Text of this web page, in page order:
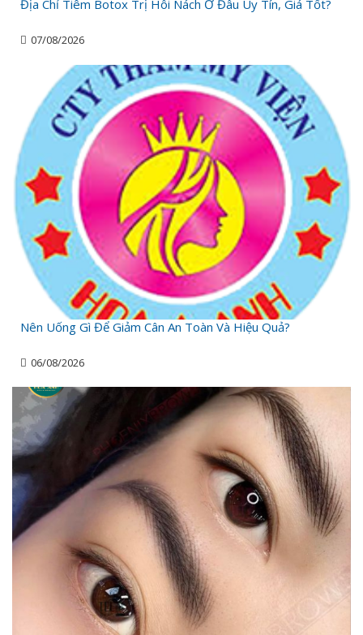
Địa Chỉ Tiêm Botox Trị Hôi Nách Ở Đâu Uy Tín, Giá Tốt?
07/08/2026
Nên Uống Gì Để Giảm Cân An Toàn Và Hiệu Quả?
06/08/2026